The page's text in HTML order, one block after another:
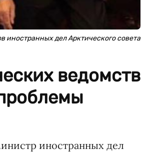
иностранных дел Арктического совета
ведомств
иностранных дел